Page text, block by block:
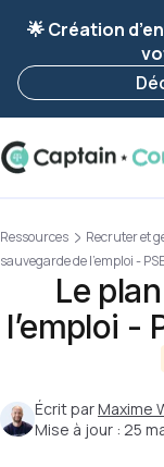
🌟 Création
Ressources Recruter et
sauvegarde de l’emploi -
Le
l’emploi -
Écrit parMaxime
Mise à jour : 25